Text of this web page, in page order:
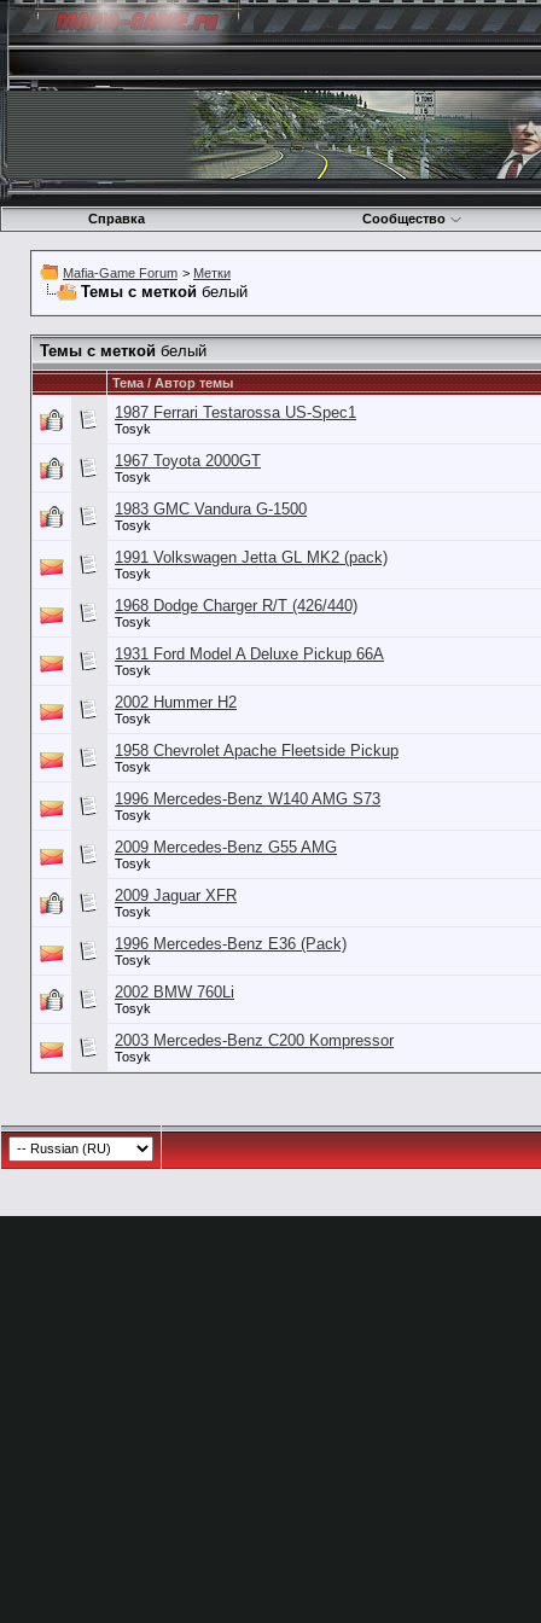
Справка Сообщество
Mafia-Game Forum > Метки
Темы с меткой белый
Темы с меткой белый
Тема / Автор темы
1987 Ferrari Testarossa US-Spec1
Tosyk
1967 Toyota 2000GT
Tosyk
1983 GMC Vandura G-1500
Tosyk
1991 Volkswagen Jetta GL MK2 (pack)
Tosyk
1968 Dodge Charger R/T (426/440)
Tosyk
1931 Ford Model A Deluxe Pickup 66A
Tosyk
2002 Hummer H2
Tosyk
1958 Chevrolet Apache Fleetside Pickup
Tosyk
1996 Mercedes-Benz W140 AMG S73
Tosyk
2009 Mercedes-Benz G55 AMG
Tosyk
2009 Jaguar XFR
Tosyk
1996 Mercedes-Benz E36 (Pack)
Tosyk
2002 BMW 760Li
Tosyk
2003 Mercedes-Benz C200 Kompressor
Tosyk